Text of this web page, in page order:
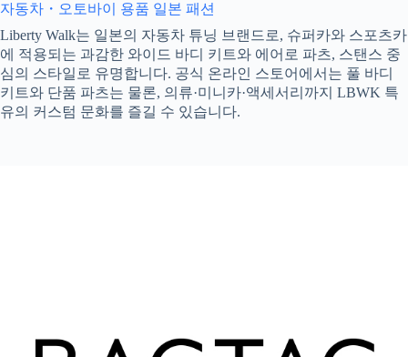
자동차・오토바이 용품 일본 패션
Liberty Walk는 일본의 자동차 튜닝 브랜드로, 슈퍼카와 스포츠카
에 적용되는 과감한 와이드 바디 키트와 에어로 파츠, 스탠스 중
심의 스타일로 유명합니다. 공식 온라인 스토어에서는 풀 바디
키트와 단품 파츠는 물론, 의류·미니카·액세서리까지 LBWK 특
유의 커스텀 문화를 즐길 수 있습니다.